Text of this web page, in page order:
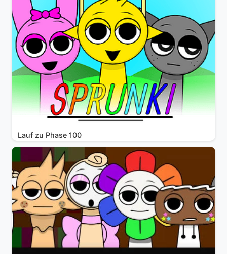
Lauf zu Phase 100